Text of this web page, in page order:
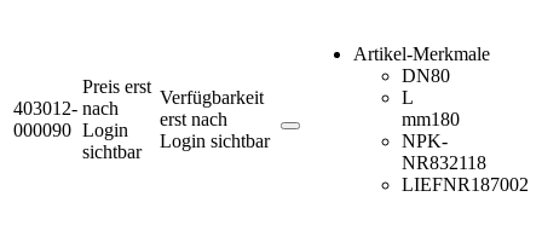
403012-
000090
Preis erst
nach
Login
sichtbar
Verfügbarkeit
erst nach
Login sichtbar
Artikel-Merkmale
DN80
L
mm180
NPK-
NR832118
LIEFNR187002